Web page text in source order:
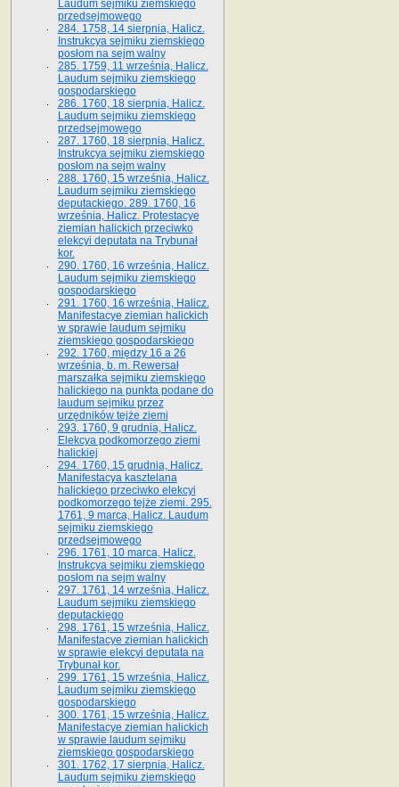
Laudum sejmiku ziemskiego
przedsejmowego
284. 1758, 14 sierpnia, Halicz.
Instrukcya sejmiku ziemskiego
posłom na sejm walny
285. 1759, 11 września, Halicz.
Laudum sejmiku ziemskiego
gospodarskiego
286. 1760, 18 sierpnia, Halicz.
Laudum sejmiku ziemskiego
przedsejmowego
287. 1760, 18 sierpnia, Halicz.
Instrukcya sejmiku ziemskiego
posłom na sejm walny
288. 1760, 15 września, Halicz.
Laudum sejmiku ziemskiego
deputackiego. 289. 1760, 16
września, Halicz. Protestacye
ziemian halickich przeciwko
elekcyi deputata na Trybunał
kor.
290. 1760, 16 września, Halicz.
Laudum sejmiku ziemskiego
gospodarskiego
291. 1760, 16 września, Halicz.
Manifestacye ziemian halickich
w sprawie laudum sejmiku
ziemskiego gospodarskiego
292. 1760, między 16 a 26
września, b. m. Rewersał
marszałka sejmiku ziemskiego
halickiego na punkta podane do
laudum sejmiku przez
urzędników tejże ziemi
293. 1760, 9 grudnia, Halicz.
Elekcya podkomorzego ziemi
halickiej
294. 1760, 15 grudnia, Halicz.
Manifestacya kasztelana
halickiego przeciwko elekcyi
podkomorzego tejże ziemi. 295.
1761, 9 marca, Halicz. Laudum
sejmiku ziemskiego
przedsejmowego
296. 1761, 10 marca, Halicz.
Instrukcya sejmiku ziemskiego
posłom na sejm walny
297. 1761, 14 września, Halicz.
Laudum sejmiku ziemskiego
deputackiego
298. 1761, 15 września, Halicz.
Manifestacye ziemian halickich
w sprawie elekcyi deputata na
Trybunał kor.
299. 1761, 15 września, Halicz.
Laudum sejmiku ziemskiego
gospodarskiego
300. 1761, 15 września, Halicz.
Manifestacye ziemian halickich
w sprawie laudum sejmiku
ziemskiego gospodarskiego
301. 1762, 17 sierpnia, Halicz.
Laudum sejmiku ziemskiego